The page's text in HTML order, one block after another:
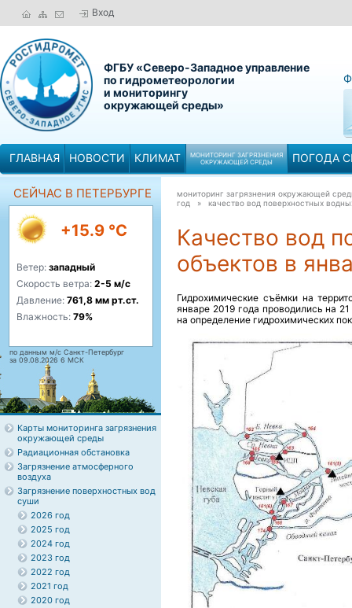
Вход
ФГБУ «Северо-Западное управление
по гидрометеорологии
и мониторингу
окружающей среды»
ГЛАВНАЯ НОВОСТИ КЛИМАТ
МОНИТОРИНГ ЗАГРЯЗНЕНИЯ
ОКРУЖАЮЩЕЙ СРЕДЫ
ПОГОДА
СЕЙЧАС В ПЕТЕРБУРГЕ
+15.9 °C
Ветер: западный
Скорость ветра: 2-5 м/с
Давление: 761,8 мм рт.ст.
Влажность: 79%
по данным м/с Санкт-Петербург
за 09.08.2026 6 МСК
Карты мониторинга загрязнения
окружающей среды
Радиационная обстановка
Загрязнение атмосферного
воздуха
Загрязнение поверхностных вод
суши
2026 год
2025 год
2024 год
2023 год
2022 год
2021 год
2020 год
мониторинг загрязнения окружающей
год » качество вод поверхностных
Качество вод
объектов в
Гидрохимические съёмки на
январе 2019 года проводились на
на определение гидрохимических